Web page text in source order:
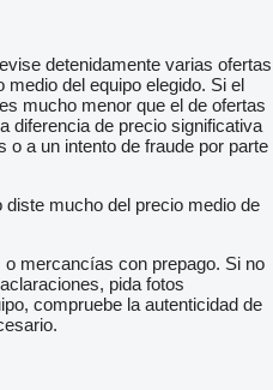
detenidamente varias ofertas
del equipo elegido. Si el
mucho menor que el de ofertas
diferencia de precio significativa
o a un intento de fraude por parte
mucho del precio medio de
mercancías con prepago. Si no
pida fotos
compruebe la autenticidad de